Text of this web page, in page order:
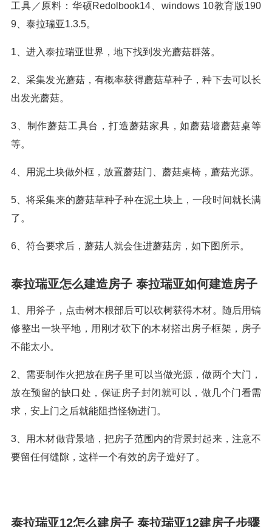
工具／原料：华硕Redolbook14、windows 10教育版190
9、泰拉瑞亚1.3.5。
1、进入泰拉瑞亚世界，地下找到发光蘑菇群落。
2、采集发光蘑菇，有概率获得蘑菇草种子，种下去可以长
出发光蘑菇。
3、制作蘑菇工具台，打造蘑菇家具，如蘑菇墙蘑菇桌等
等。
4、用泥土块做外框，放置蘑菇门、蘑菇桌椅，蘑菇光源。
5、将采集来的蘑菇草种子种在泥土块上，一段时间就长满
了。
6、符合要求后，蘑菇人就会住进蘑菇房，如下图所示。
泰拉瑞亚怎么建造房子 泰拉瑞亚如何建造房子
1、用斧子，点击树木根部后可以砍树获得木材。随后用镐
修整出一块平地，用刚才砍下的木材撘出房子框架，房子
不能太小。
2、需要制作火把放在房子里可以当做光源，做两个大门，
放在预留的缺口处，保证房子封闭就可以，做几个门看需
求，安上门之后就能阻挡怪物进门。
3、用木材做背景墙，把房子范围内的背景封起来，注意不
要留任何缝隙，这样一个有效的房子造好了。
泰拉瑞亚12怎么建房子 泰拉瑞亚12建房子步骤